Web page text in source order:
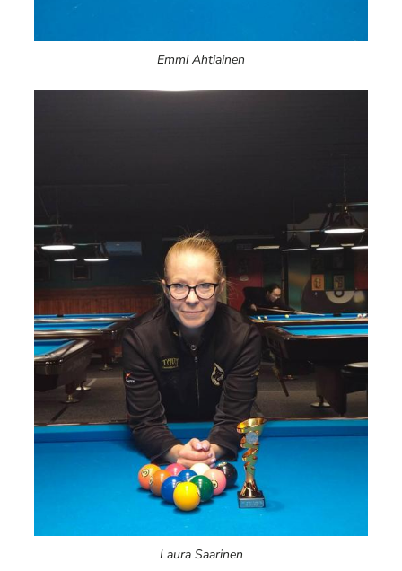
Emmi Ahtiainen
Laura Saarinen